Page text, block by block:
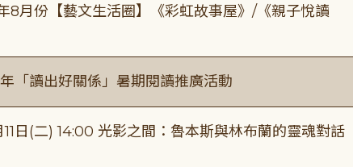
年8月份【藝文生活圈】《彩虹故事屋》/《親子悅讀
年「讀出好關係」暑期閱讀推廣活動
11日(二) 14:00 光影之間：魯本斯與林布蘭的靈魂對話